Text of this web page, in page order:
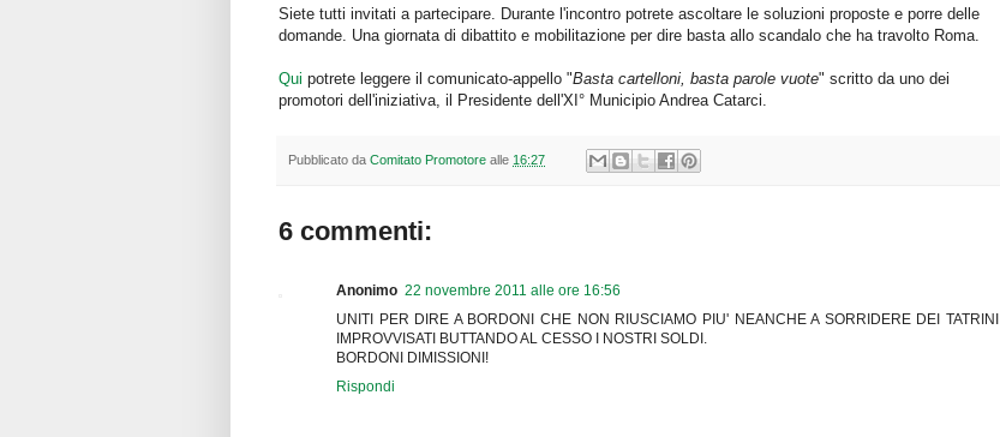
Siete tutti invitati a partecipare. Durante l'incontro potrete ascoltare le soluzioni proposte e porre delle
domande. Una giornata di dibattito e mobilitazione per dire basta allo scandalo che ha travolto Roma.
Qui potrete leggere il comunicato-appello "Basta cartelloni, basta parole vuote" scritto da uno dei
promotori dell'iniziativa, il Presidente dell'XI° Municipio Andrea Catarci.
Pubblicato da Comitato Promotore alle 16:27
6 commenti:
Anonimo 22 novembre 2011 alle ore 16:56
UNITI PER DIRE A BORDONI CHE NON RIUSCIAMO PIU' NEANCHE A SORRIDERE DEI TATRINI
IMPROVVISATI BUTTANDO AL CESSO I NOSTRI SOLDI.
BORDONI DIMISSIONI!
Rispondi